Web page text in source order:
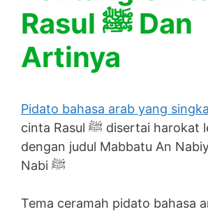
Rasul ﷺ Dan
Artinya
Pidato bahasa arab yang
cinta Rasul ﷺ disertai harokat lengkap
dengan judul Mabbatu An
Nabi ﷺ
Tema ceramah pidato bahasa